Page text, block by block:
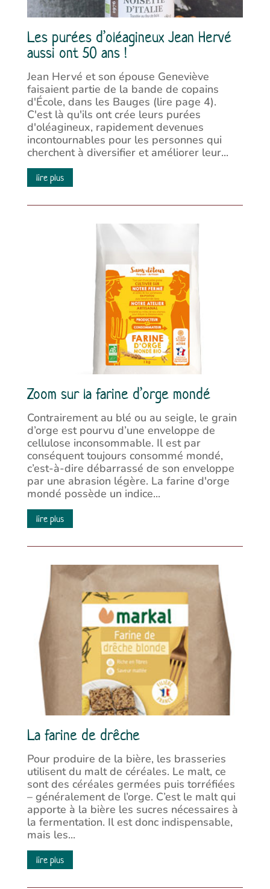
Les purées d’oléagineux Jean Hervé
aussi ont 50 ans !
Jean Hervé et son épouse Geneviève
faisaient partie de la bande de copains
d'École, dans les Bauges (lire page 4).
C'est là qu'ils ont crée leurs purées
d'oléagineux, rapidement devenues
incontournables pour les personnes qui
cherchent à diversifier et améliorer leur...
lire plus
Zoom sur la farine d’orge mondé
Contrairement au blé ou au seigle, le grain
d’orge est pourvu d’une enveloppe de
cellulose inconsommable. Il est par
conséquent toujours consommé mondé,
c’est-à-dire débarrassé de son enveloppe
par une abrasion légère. La farine d'orge
mondé possède un indice...
lire plus
La farine de drêche
Pour produire de la bière, les brasseries
utilisent du malt de céréales. Le malt, ce
sont des céréales germées puis torréfiées
– généralement de l’orge. C’est le malt qui
apporte à la bière les sucres nécessaires à
la fermentation. Il est donc indispensable,
mais les...
lire plus